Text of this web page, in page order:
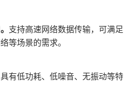
。 支持高速网络数据传输，可满足
等场景的需求。
具有低功耗、低噪音、无振动等特